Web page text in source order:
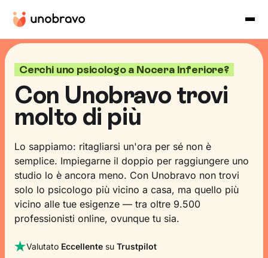
Cerchi uno psicologo a Nocera Inferiore?
Con Unobravo trovi
molto di più
Lo sappiamo: ritagliarsi un'ora per sé non è
semplice. Impiegarne il doppio per raggiungere uno
studio lo è ancora meno. Con Unobravo non trovi
solo lo psicologo più vicino a casa, ma quello più
vicino alle tue esigenze — tra oltre 9.500
professionisti online, ovunque tu sia.
Valutato Eccellente su Trustpilot